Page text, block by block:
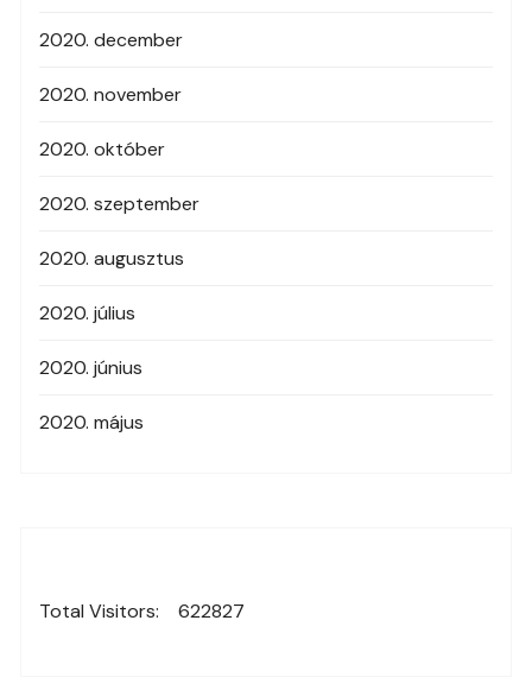
2020. december
2020. november
2020. október
2020. szeptember
2020. augusztus
2020. július
2020. június
2020. május
Total Visitors: 622827